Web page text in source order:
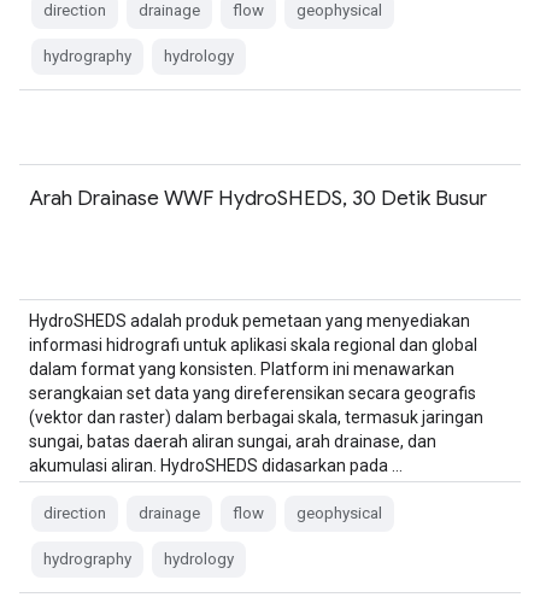
direction drainage flow geophysical
hydrography hydrology
Arah Drainase WWF HydroSHEDS, 30 Detik Busur
HydroSHEDS adalah produk pemetaan yang menyediakan
informasi hidrografi untuk aplikasi skala regional dan global
dalam format yang konsisten. Platform ini menawarkan
serangkaian set data yang direferensikan secara geografis
(vektor dan raster) dalam berbagai skala, termasuk jaringan
sungai, batas daerah aliran sungai, arah drainase, dan
akumulasi aliran. HydroSHEDS didasarkan pada …
direction drainage flow geophysical
hydrography hydrology